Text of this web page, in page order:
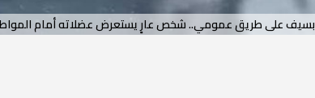
بسيف على طريق عمومي.. شخص عارٍ يستعرض عضلاته أمام